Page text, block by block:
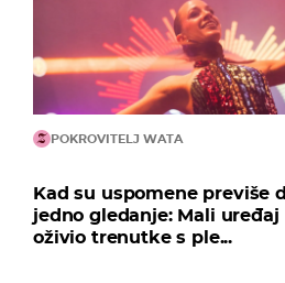
POKROVITELJ WATA
Kad su uspomene previše
jedno gledanje: Mali
oživio trenutke s ple...